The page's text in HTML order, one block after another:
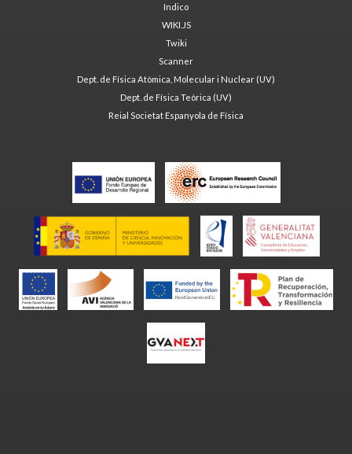
Indico
WIKI.JS
Twiki
Scanner
Dept. de Física Atòmica, Molecular i Nuclear (UV)
Dept. de Física Teòrica (UV)
Reial Societat Espanyola de Física